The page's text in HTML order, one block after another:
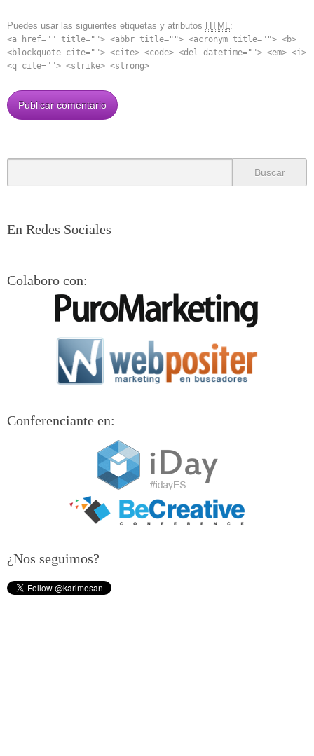
Puedes usar las siguientes etiquetas y atributos HTML :
<a href="" title=""> <abbr title=""> <acronym title=""> <b>
<blockquote cite=""> <cite> <code> <del datetime=""> <em> <i>
<q cite=""> <strike> <strong>
En Redes Sociales
Colaboro con:
Conferenciante en:
¿Nos seguimos?